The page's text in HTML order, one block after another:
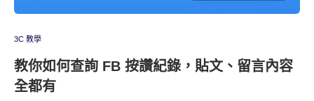
3C 教學
教你如何查詢 FB 按讚紀錄，貼文、留言內容
全都有